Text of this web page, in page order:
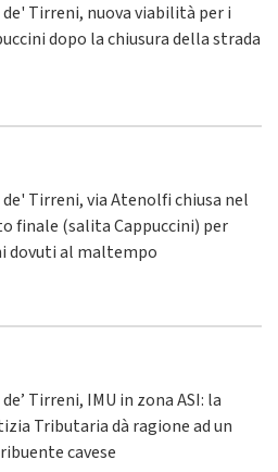
de' Tirreni, nuova viabilità per i
dopo la chiusura della strada
de' Tirreni, via Atenolfi chiusa nel
finale (salita Cappuccini) per
dovuti al maltempo
de’ Tirreni, IMU in zona ASI: la
Tributaria dà ragione ad un
cavese